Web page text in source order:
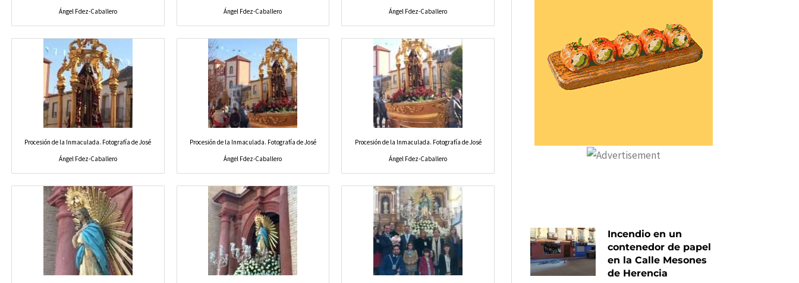
Ángel Fdez-Caballero
Ángel Fdez-Caballero
Ángel Fdez-Caballero
Procesión de la Inmaculada. Fotografía de José
Ángel Fdez-Caballero
Procesión de la Inmaculada. Fotografía de José
Ángel Fdez-Caballero
Procesión de la Inmaculada. Fotografía de José
Ángel Fdez-Caballero
Incendio en un
contenedor de papel
en la Calle Mesones
de Herencia